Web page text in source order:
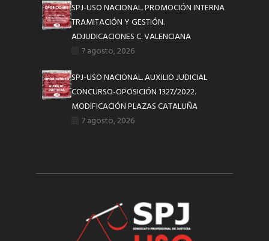
SPJ-USO NACIONAL. PROMOCIÓN INTERNA
TRAMITACIÓN Y GESTIÓN.
ADJUDICACIONES C. VALENCIANA
7 agosto, 2026
SPJ-USO NACIONAL. AUXILIO JUDICIAL
CONCURSO-OPOSICIÓN 1327/2022.
MODIFICACIÓN PLAZAS CATALUÑA
7 agosto, 2026